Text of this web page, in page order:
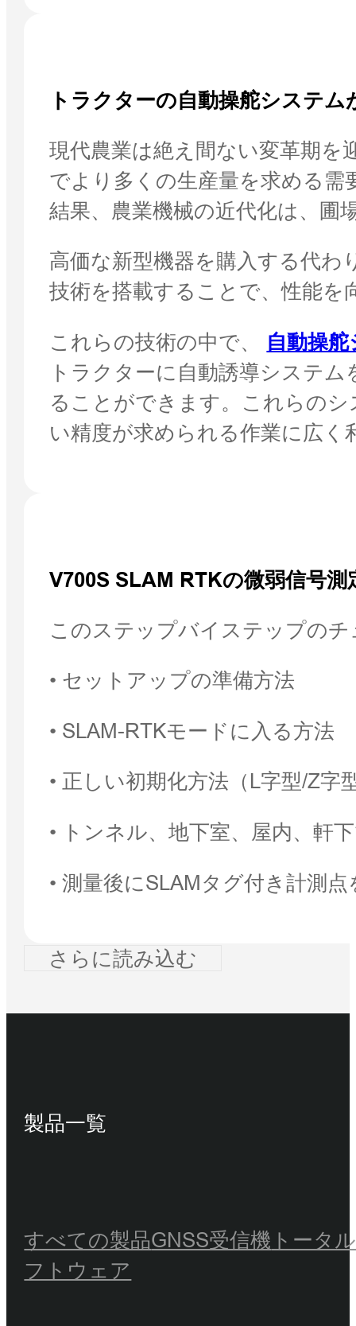
トラクターの自動操舵システ
現代農業は絶え間ない変革期を
でより多くの生産量を求める
結果、農業機械の近代化は、圃
高価な新型機器を購入する代
技術を搭載することで、性能
これらの技術の中で、 自動操
トラクターに自動誘導システ
ることができます。これらの
い精度が求められる作業に広く
V700S SLAM RTKの微弱信号測
このステップバイステップの
• セットアップの準備方法
• SLAM-RTKモードに入る方法
• 正しい初期化方法（L字型/Z字
• トンネル、地下室、屋内、軒
• 測量後にSLAMタグ付き計測
さらに読み込む
製品一覧
すべての製品GNSS受信機 トータ
フトウェア